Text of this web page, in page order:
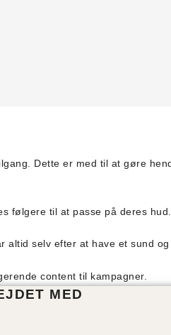
Dette er med til at gøre
følgere til at passe på deres hud.
selv efter at have et sund
content til kampagner.
MED